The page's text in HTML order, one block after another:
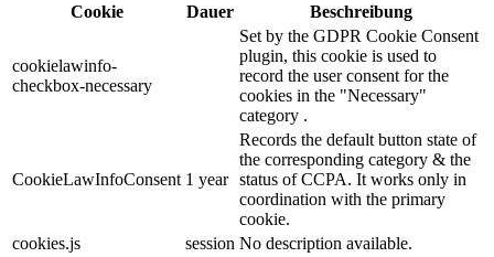
Cookie
Dauer Beschreibung
cookielawinfo-
checkbox-necessary
Set by the GDPR Cookie Consent
plugin, this cookie is used to
record the user consent for the
cookies in the "Necessary"
category .
CookieLawInfoConsent 1 year
Records the default button state of
the corresponding category & the
status of CCPA. It works only in
coordination with the primary
cookie.
cookies.js
session No description available.